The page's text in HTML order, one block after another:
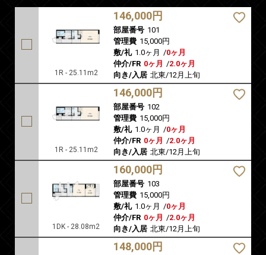
1R - 25.11m2
146,000円
部屋番号 101
管理費 15,000円
敷/礼 1.0ヶ月 /0ヶ月
仲介/FR 0ヶ月 /2.0ヶ月
向き/入居 北東/12月上旬
1R - 25.11m2
146,000円
部屋番号 102
管理費 15,000円
敷/礼 1.0ヶ月 /0ヶ月
仲介/FR 0ヶ月 /2.0ヶ月
向き/入居 北東/12月上旬
1DK - 28.08m2
160,000円
部屋番号 103
管理費 15,000円
敷/礼 1.0ヶ月 /0ヶ月
仲介/FR 0ヶ月 /2.0ヶ月
向き/入居 北東/12月上旬
148,000円